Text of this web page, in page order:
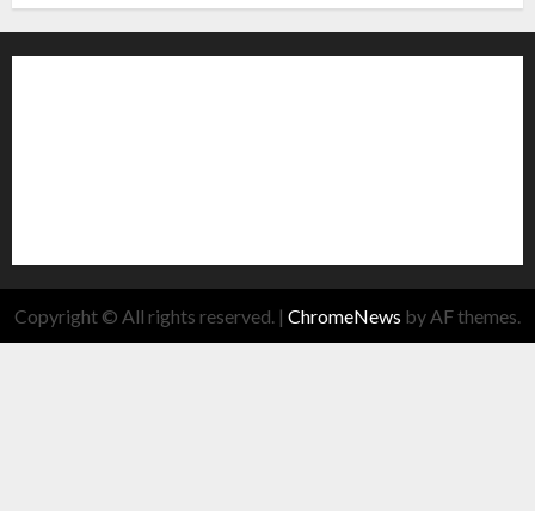
Copyright © All rights reserved. | ChromeNews by AF themes.